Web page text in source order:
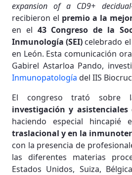
expansion of a CD9+
recibieron el premio a la
en el 43 Congreso de la
Inmunología (SEI) celebrado
en León. Esta comunicación
Gabirel Astarloa Pando,
Inmunopatología del IIS
El congreso trató sobre
investigación y
haciendo especial hincapié
traslacional y en la
con la presencia de
las diferentes materias
Estados Unidos, Suiza,